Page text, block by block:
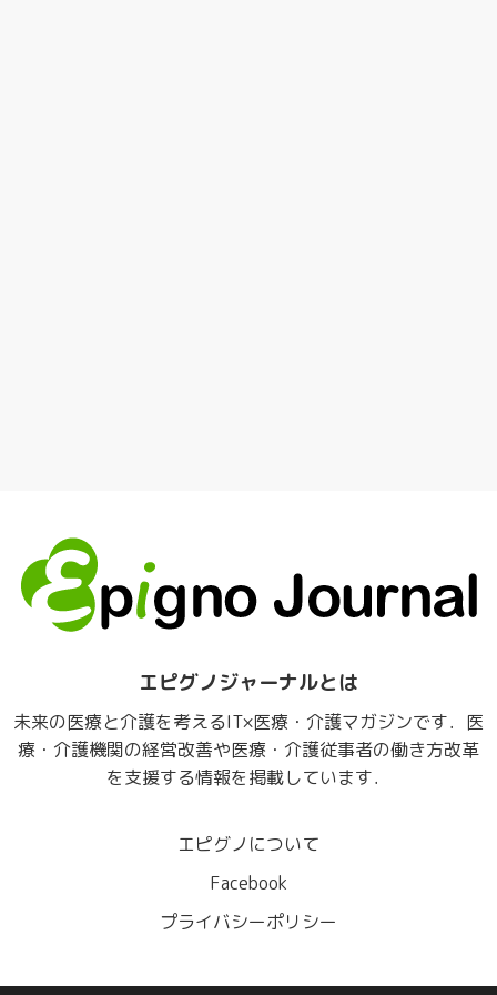
エピグノジャーナルとは
未来の医療と介護を考えるIT×医療・介護マガジンです．医
療・介護機関の経営改善や医療・介護従事者の働き方改革
を支援する情報を掲載しています．
エピグノについて
Facebook
プライバシーポリシー